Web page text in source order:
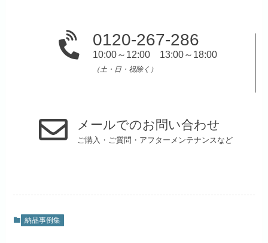
0120-267-286
10:00～12:00 13:00～18:00
（土・日・祝除く）
メールでのお問い合わせ
ご購入・ご質問・アフターメンテナンスなど
納品事例集